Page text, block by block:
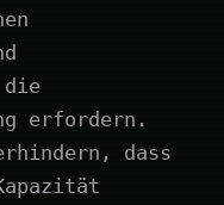
erfordern.
dass